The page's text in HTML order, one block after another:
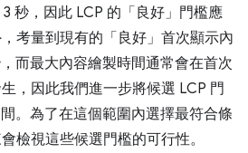
秒，因此 LCP 的「良好」門檻應
考量到現有的「良好」首次顯示內
而最大內容繪製時間通常會在首次
，因此我們進一步將候選 LCP 門
。為了在這個範圍內選擇最符合條
檢視這些候選門檻的可行性。